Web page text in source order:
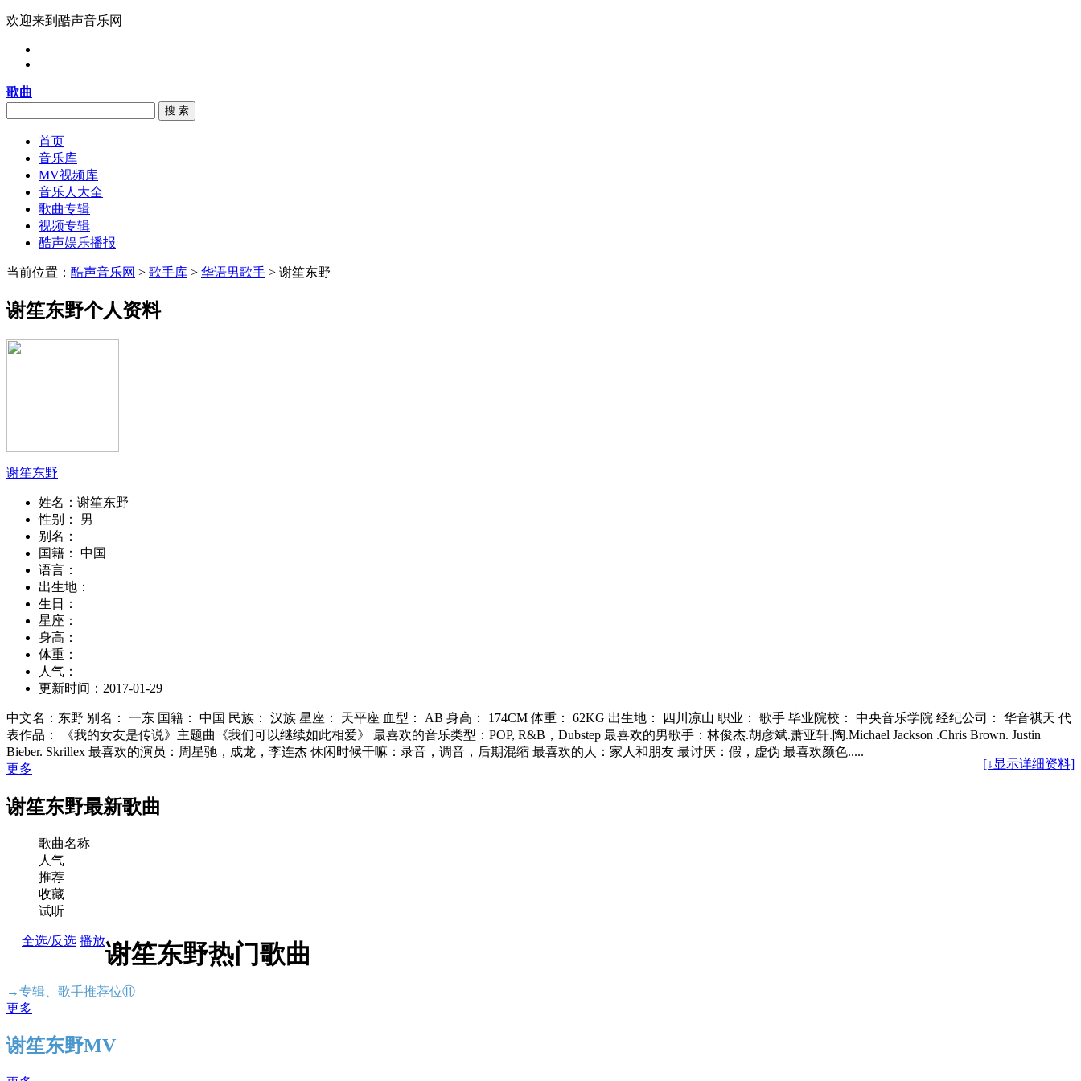
欢迎来到酷声音乐网
歌曲
搜 索
首页
音乐库
MV视频库
音乐人大全
歌曲专辑
视频专辑
酷声娱乐播报
当前位置： 酷声音乐网 > 歌手库 > 华语男歌手 > 谢笙东野
谢笙东野个人资料
谢笙东野
姓名： 谢笙东野
性别：
男
别名：
国籍：
中国
语言：
出生地：
生日：
星座：
身高：
体重：
人气：
更新时间： 2017-01-29
中文名：东野 别名： 一东 国籍： 中国 民族： 汉族 星座： 天平座 血型： AB 身高： 174CM 体重： 62KG 出生地： 四川凉山 职业： 歌手 毕业院校： 中央音乐学院 经纪公司： 华音祺天 代
表作品： 《我的女友是传说》主题曲《我们可以继续如此相爱》 最喜欢的音乐类型：POP, R&B，Dubstep 最喜欢的男歌手：林俊杰.胡彦斌.萧亚轩.陶.Michael Jackson .Chris Brown. Justin
Bieber. Skrillex 最喜欢的演员：周星驰，成龙，李连杰 休闲时候干嘛：录音，调音，后期混缩 最喜欢的人：家人和朋友 最讨厌：假，虚伪 最喜欢颜色.....
[↓显示详细资料]
更多
谢笙东野最新歌曲
歌曲名称
人气
推荐
收藏
试听
全选/反选 播放谢笙东野热门歌曲
→专辑、歌手推荐位⑪
更多
谢笙东野MV